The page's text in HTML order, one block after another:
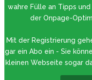
wahre Fülle an Tipps
der Onpage-
Mit der Registrierung
gar ein Abo ein - Sie
kleinen Webseite sogar